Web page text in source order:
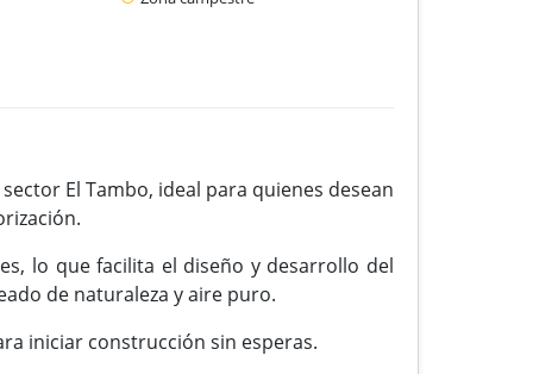
El Tambo, ideal para quienes desean
lo que facilita el diseño y desarrollo del
de naturaleza y aire puro.
iniciar construcción sin esperas.